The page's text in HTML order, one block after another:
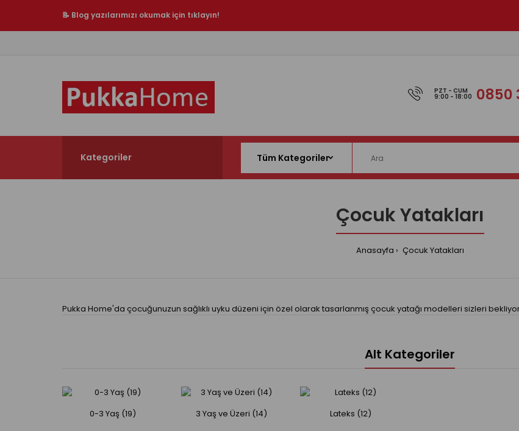
📝 Blog yazılarımızı okumak için tıklayın!
PZT - CUM
9:00 - 18:00 0850
Kategoriler
Çocuk Yatakları
Anasayfa Çocuk Yatakları
Pukka Home'da çocuğunuzun sağlıklı uyku düzeni için özel olarak tasarlanmış çocuk yatağı modelleri sizleri
Alt Kategoriler
0-3 Yaş (19) 3 Yaş ve Üzeri (14) Lateks (12)